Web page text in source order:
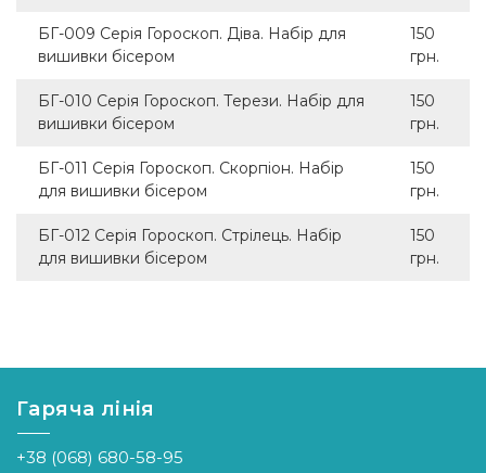
БГ-009 Серія Гороскоп. Діва. Набір для
вишивки бісером
150
грн.
БГ-010 Серія Гороскоп. Терези. Набір для
вишивки бісером
150
грн.
БГ-011 Серія Гороскоп. Скорпіон. Набір
для вишивки бісером
150
грн.
БГ-012 Серія Гороскоп. Стрілець. Набір
для вишивки бісером
150
грн.
Гаряча лінія
+38 (068) 680-58-95